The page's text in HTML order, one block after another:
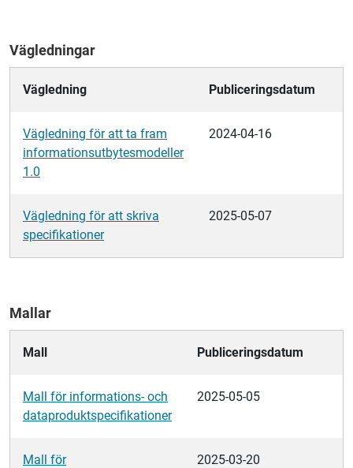
Vägledningar
Vägledning Publiceringsdatum
Vägledning för att ta fram
informationsutbytesmodeller
1.0
2024-04-16
Vägledning för att skriva
specifikationer
2025-05-07
Mallar
Mall Publiceringsdatum
Mall för informations- och
dataproduktspecifikationer
2025-05-05
Mall för
2025-03-20